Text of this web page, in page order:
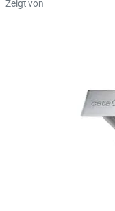
Zeigt von